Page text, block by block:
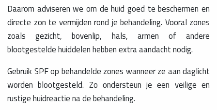
Daarom adviseren we om de huid goed te beschermen en
directe zon te vermijden rond je behandeling. Vooral zones
zoals gezicht, bovenlip, hals, armen of andere
blootgestelde huiddelen hebben extra aandacht nodig.
Gebruik SPF op behandelde zones wanneer ze aan daglicht
worden blootgesteld. Zo ondersteun je een veilige en
rustige huidreactie na de behandeling.